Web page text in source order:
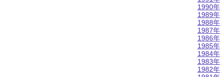
1990年
1989年
1988年
1987年
1986年
1985年
1984年
1983年
1982年